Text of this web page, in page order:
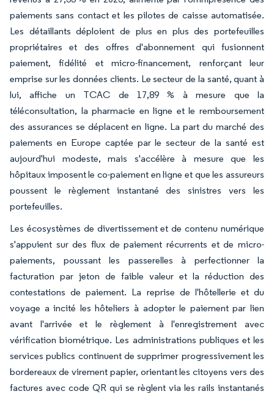
paiements sans contact et les pilotes de caisse automatisée.
Les détaillants déploient de plus en plus des portefeuilles
propriétaires et des offres d'abonnement qui fusionnent
paiement, fidélité et micro-financement, renforçant leur
emprise sur les données clients. Le secteur de la santé, quant à
lui, affiche un TCAC de 17,89 % à mesure que la
téléconsultation, la pharmacie en ligne et le remboursement
des assurances se déplacent en ligne. La part du marché des
paiements en Europe captée par le secteur de la santé est
aujourd'hui modeste, mais s'accélère à mesure que les
hôpitaux imposent le co-paiement en ligne et que les assureurs
poussent le règlement instantané des sinistres vers les
portefeuilles.
Les écosystèmes de divertissement et de contenu numérique
s'appuient sur des flux de paiement récurrents et de micro-
paiements, poussant les passerelles à perfectionner la
facturation par jeton de faible valeur et la réduction des
contestations de paiement. La reprise de l'hôtellerie et du
voyage a incité les hôteliers à adopter le paiement par lien
avant l'arrivée et le règlement à l'enregistrement avec
vérification biométrique. Les administrations publiques et les
services publics continuent de supprimer progressivement les
bordereaux de virement papier, orientant les citoyens vers des
factures avec code QR qui se règlent via les rails instantanés